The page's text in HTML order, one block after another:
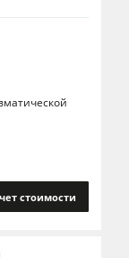
стоимости